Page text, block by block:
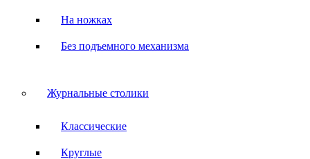
На ножках
Без подъемного механизма
Журнальные столики
Классические
Круглые